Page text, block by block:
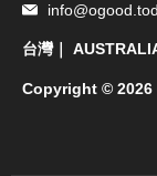
台灣｜
Copyright © 2026